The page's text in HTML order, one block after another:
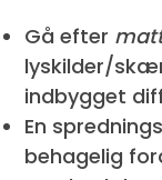
Gå efter
lyskilder/
indbygget
En
behagelig